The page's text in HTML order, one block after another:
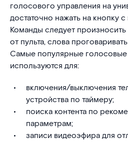
голосового управления на
достаточно нажать на кнопку
Команды следует
от пульта, слова
Самые популярные
используются для:
включения/выключения
устройства по таймеру;
поиска контента по
параметрам;
записи видеоэфира для